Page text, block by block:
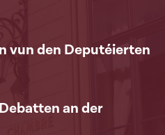
vun den Deputéierten
an der